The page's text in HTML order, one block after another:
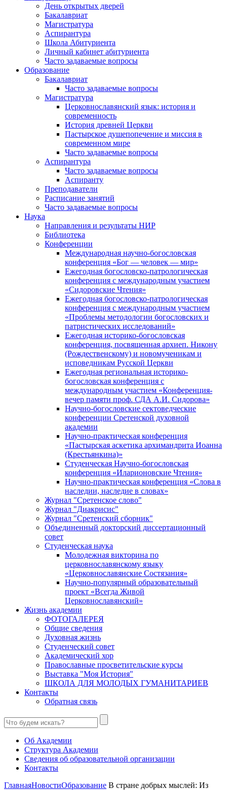
День открытых дверей
Бакалавриат
Магистратура
Аспирантура
Школа Абитуриента
Личный кабинет абитуриента
Часто задаваемые вопросы
Образование
Бакалавриат
Часто задаваемые вопросы
Магистратура
Церковнославянский язык: история и
современность
История древней Церкви
Пастырское душепопечение и миссия в
современном мире
Часто задаваемые вопросы
Аспирантура
Часто задаваемые вопросы
Аспиранту
Преподаватели
Расписание занятий
Часто задаваемые вопросы
Наука
Направления и результаты НИР
Библиотека
Конференции
Международная научно-богословская
конференция «Бог — человек — мир»
Ежегодная богословско-патрологическая
конференция с международным участием
«Сидоровские Чтения»
Ежегодная богословско-патрологическая
конференция с международным участием
«Проблемы методологии богословских и
патристических исследований»
Ежегодная историко-богословская
конференция, посвященная архиеп. Никону
(Рождественскому) и новомученикам и
исповедникам Русской Церкви
Ежегодная региональная историко-
богословская конференция с
международным участием «Конференция-
вечер памяти проф. СДА А.И. Сидорова»
Научно-богословские сектоведческие
конференции Сретенской духовной
академии
Научно-практическая конференция
«Пастырская аскетика архимандрита Иоанна
(Крестьянкина)»
Студенческая Научно-богословская
конференция «Иларионовские Чтения»
Научно-практическая конференция «Cлова в
наследии, наследие в словах»
Журнал "Сретенское слово"
Журнал "Диакрисис"
Журнал "Сретенский сборник"
Объединенный докторский диссертационный
совет
Студенческая наука
Молодежная викторина по
церковнославянскому языку
«Церковнославянские Состязания»
Научно-популярный образовательный
проект «Всегда Живой
Церковнославянский»
Жизнь академии
ФОТОГАЛЕРЕЯ
Общие сведения
Духовная жизнь
Студенческий совет
Академический хор
Православные просветительские курсы
Выставка "Моя История"
ШКОЛА ДЛЯ МОЛОДЫХ ГУМАНИТАРИЕВ
Контакты
Обратная связь
Об Академии
Структура Академии
Сведения об образовательной организации
Контакты
ГлавнаяНовостиОбразование В стране добрых мыслей: Из